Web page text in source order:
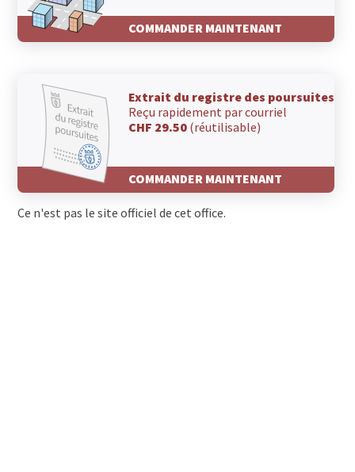
COMMANDER MAINTENANT
Extrait du registre des poursuites
Reçu rapidement par courriel
CHF 29.50 (réutilisable)
COMMANDER MAINTENANT
Ce n'est pas le site officiel de cet office.